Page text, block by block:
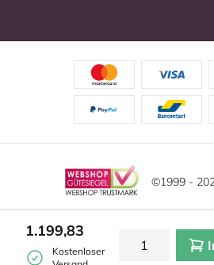
1.199,83
Kostenloser
©1999 -
Haftungsausschluss
Allgemeine Geschäftsbedingungen